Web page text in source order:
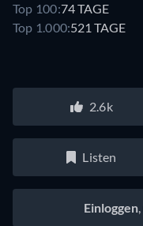
Top 100:74 TAGE
Top 1.000:521 TAGE
2.6k
Listen
Einloggen